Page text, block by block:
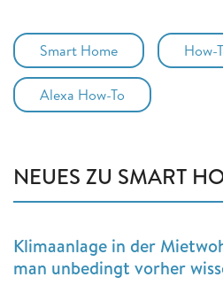
Smart Home How-
Alexa How-To
NEUES ZU SMART
Klimaanlage in der
man unbedingt vorher